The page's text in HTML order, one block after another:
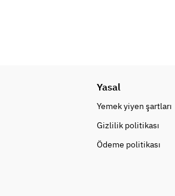
Yasal
Yemek yiyen şartları
Gizlilik politikası
Ödeme politikası